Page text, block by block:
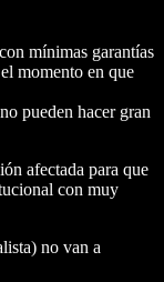
mínimas garantías
momento en que
pueden hacer gran
afectada para que
con muy
no van a